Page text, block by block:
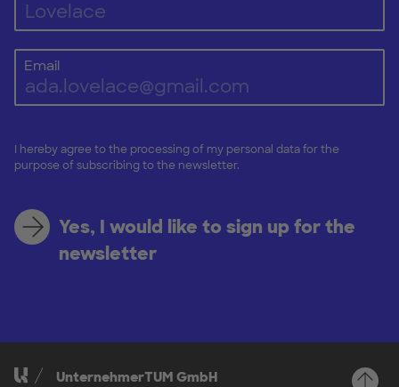
Email
I hereby agree to the processing of my personal data for the
purpose of subscribing to the newsletter.
Yes, I would like to sign up for the
newsletter
UnternehmerTUM GmbH